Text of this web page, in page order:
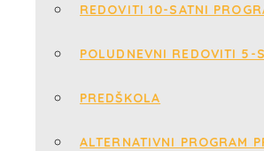
REDOVITI 10-SATNI
POLUDNEVNI REDOVITI 5-
PREDŠKOLA
ALTERNATIVNI PROGRAM